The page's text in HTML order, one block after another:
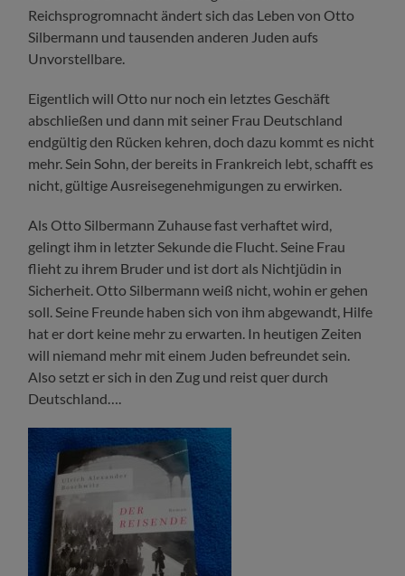
Reichsprogromnacht ändert sich das Leben von Otto
Silbermann und tausenden anderen Juden aufs
Unvorstellbare.
Eigentlich will Otto nur noch ein letztes Geschäft
abschließen und dann mit seiner Frau Deutschland
endgültig den Rücken kehren, doch dazu kommt es nicht
mehr. Sein Sohn, der bereits in Frankreich lebt, schafft es
nicht, gültige Ausreisegenehmigungen zu erwirken.
Als Otto Silbermann Zuhause fast verhaftet wird,
gelingt ihm in letzter Sekunde die Flucht. Seine Frau
flieht zu ihrem Bruder und ist dort als Nichtjüdin in
Sicherheit. Otto Silbermann weiß nicht, wohin er gehen
soll. Seine Freunde haben sich von ihm abgewandt, Hilfe
hat er dort keine mehr zu erwarten. In heutigen Zeiten
will niemand mehr mit einem Juden befreundet sein.
Also setzt er sich in den Zug und reist quer durch
Deutschland….